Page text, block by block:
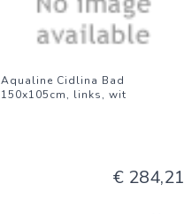
Aqualine Cidlina Bad
150x105cm, links, wit
€ 284,21